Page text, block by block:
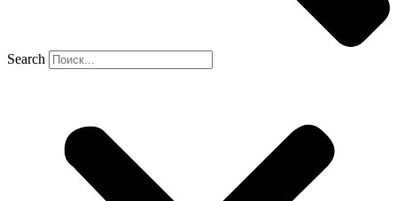
Search